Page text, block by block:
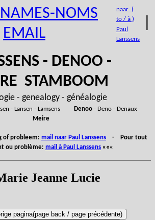
NOMS
EMAIL
naar (
to / à )
Paul
Lanssens
- DENOO -
STAMBOOM
- genealogy - généalogie
- Lansen - Lamsens Denoo- Deno - Denaux
Meire
of probleem: mail naar Paul Lanssens - Pour tout
ou problème: mail à Paul Lanssens «««
Jeanne Lucie